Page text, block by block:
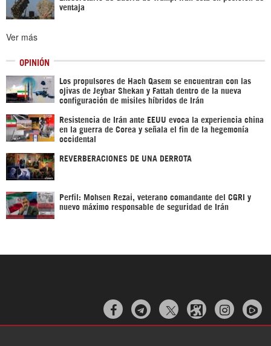
ventaja
Ver más
OPINIÓN
Los propulsores de Hach Qasem se encuentran con las
ojivas de Jeybar Shekan y Fattah dentro de la nueva
configuración de misiles híbridos de Irán
Resistencia de Irán ante EEUU evoca la experiencia china
en la guerra de Corea y señala el fin de la hegemonía
occidental
REVERBERACIONES DE UNA DERROTA
Perfil: Mohsen Rezai, veterano comandante del CGRI y
nuevo máximo responsable de seguridad de Irán
  